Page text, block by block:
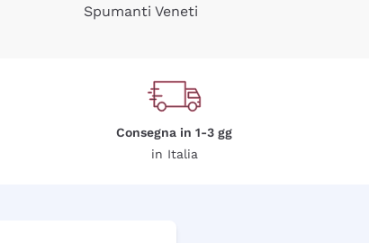
Spumanti Veneti
Consegna in 1-3 gg
in Italia